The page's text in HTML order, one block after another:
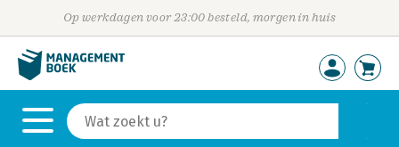
Op werkdagen voor 23:00 besteld, morgen in huis